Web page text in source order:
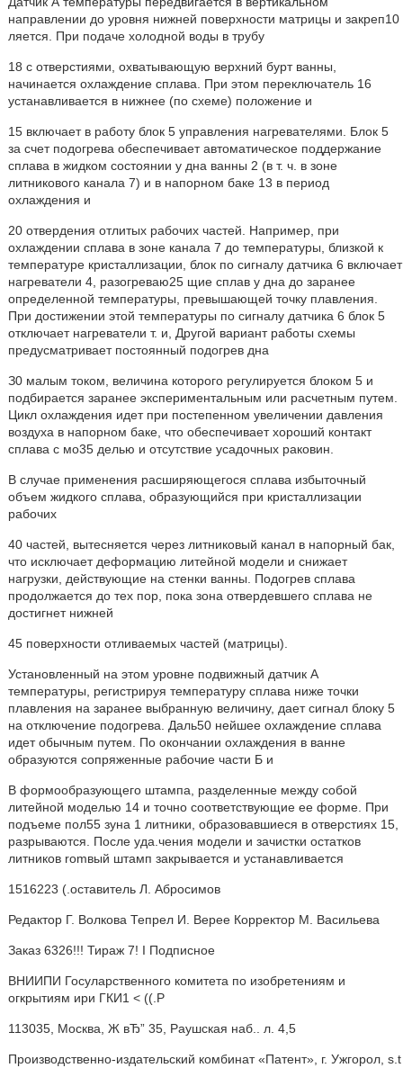
направлении до уровня нижней поверхности матрицы и закреп10
ляется. При подаче холодной воды в трубу
18 с отверстиями, охватывающую верхний бурт ванны,
начинается охлаждение сплава. При этом переключатель 16
устанавливается в нижнее (по схеме) положение и
15 включает в работу блок 5 управления нагревателями. Блок 5
за счет подогрева обеспечивает автоматическое поддержание
сплава в жидком состоянии у дна ванны 2 (в т. ч. в зоне
литникового канала 7) и в напорном баке 13 в период
охлаждения и
20 отвердения отлитых рабочих частей. Например, при
охлаждении сплава в зоне канала 7 до температуры, близкой к
температуре кристаллизации, блок по сигналу датчика 6 включает
нагреватели 4, разогреваю25 щие сплав у дна до заранее
определенной температуры, превышающей точку плавления.
При достижении этой температуры по сигналу датчика 6 блок 5
отключает нагреватели т. и, Другой вариант работы схемы
предусматривает постоянный подогрев дна
З0 малым током, величина которого регулируется блоком 5 и
подбирается заранее экспериментальным или расчетным путем.
Цикл охлаждения идет при постепенном увеличении давления
воздуха в напорном баке, что обеспечивает хороший контакт
сплава с мо35 делью и отсутствие усадочных раковин.
В случае применения расширяющегося сплава избыточный
объем жидкого сплава, образующийся при кристаллизации
рабочих
40 частей, вытесняется через литниковый канал в напорный бак,
что исключает деформацию литейной модели и снижает
нагрузки, действующие на стенки ванны. Подогрев сплава
продолжается до тех пор, пока зона отвердевшего сплава не
достигнет нижней
45 поверхности отливаемых частей (матрицы).
Установленный на этом уровне подвижный датчик А
температуры, регистрируя температуру сплава ниже точки
плавления на заранее выбранную величину, дает сигнал блоку 5
на отключение подогрева. Даль50 нейшее охлаждение сплава
идет обычным путем. По окончании охлаждения в ванне
образуются сопряженные рабочие части Б и
В формообразующего штампа, разделенные между собой
литейной моделью 14 и точно соответствующие ее форме. При
подъеме пол55 зуна 1 литники, образовавшиеся в отверстиях 15,
разрываются. После уда.чения модели и зачистки остатков
литников romвый штамп закрывается и устанавливается
1516223 (.оставитель Л. Абросимов
Редактор Г. Волкова Тепрел И. Верее Корректор М. Васильева
Заказ 6326!!! Тираж 7! I Подписное
ВНИИПИ Госуларственного комитета по изобретениям и
огкрытиям ири ГКИ1 < ((.Р
113035, Москва, Ж вЂ” 35, Раушская наб.. л. 4,5
Производственно-издательский комбинат «Патент», г. Ужгорол, s.t